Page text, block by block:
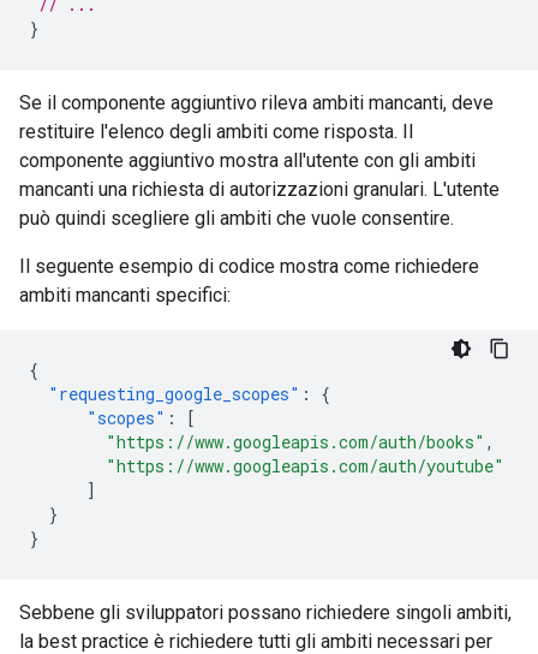
}
Se il componente aggiuntivo rileva ambiti mancanti, deve
restituire l'elenco degli ambiti come risposta. Il
componente aggiuntivo mostra all'utente con gli ambiti
mancanti una richiesta di autorizzazioni granulari. L'utente
può quindi scegliere gli ambiti che vuole consentire.
Il seguente esempio di codice mostra come richiedere
ambiti mancanti specifici:
{
"requesting_google_scopes" :
{
"scopes" :
[
"https://www.googleapis.com/auth/books" ,
"https://www.googleapis.com/auth/youtube"
]
}
}
Sebbene gli sviluppatori possano richiedere singoli ambiti,
la best practice è richiedere tutti gli ambiti necessari per